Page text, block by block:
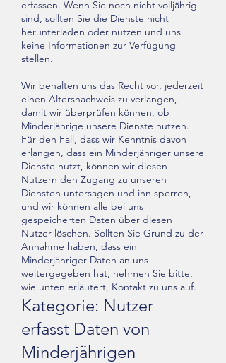
erfassen. Wenn Sie noch nicht volljährig
sind, sollten Sie die Dienste nicht
herunterladen oder nutzen und uns
keine Informationen zur Verfügung
stellen.
Wir behalten uns das Recht vor, jederzeit
einen Altersnachweis zu verlangen,
damit wir überprüfen können, ob
Minderjährige unsere Dienste nutzen.
Für den Fall, dass wir Kenntnis davon
erlangen, dass ein Minderjähriger unsere
Dienste nutzt, können wir diesen
Nutzern den Zugang zu unseren
Diensten untersagen und ihn sperren,
und wir können alle bei uns
gespeicherten Daten über diesen
Nutzer löschen. Sollten Sie Grund zu der
Annahme haben, dass ein
Minderjähriger Daten an uns
weitergegeben hat, nehmen Sie bitte,
wie unten erläutert, Kontakt zu uns auf.
Kategorie: Nutzer
erfasst Daten von
Minderjährigen